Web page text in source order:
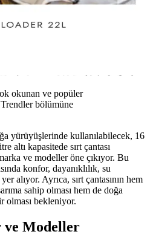
okunan ve popüler
bölümüne
yürüyüşlerinde kullanılabilecek, 16
altı kapasitede sırt çantası
ve modeller öne çıkıyor. Bu
konfor, dayanıklılık, su
alıyor. Ayrıca, sırt çantasının hem
sahip olması hem de doğa
olması bekleniyor.
Modeller